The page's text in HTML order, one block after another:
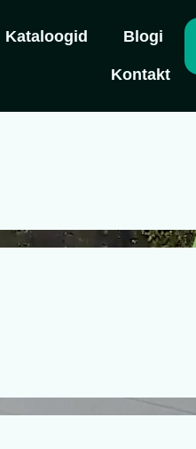
Kataloogid Blogi
Kontakt